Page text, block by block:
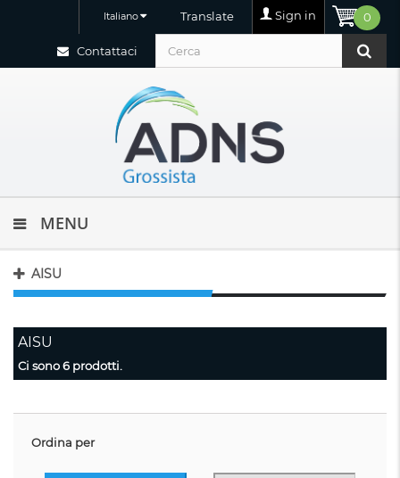
0
Sign in
Translate
Italiano
Contattaci
MENU
AISU
AISU
Ci sono 6 prodotti.
Ordina per